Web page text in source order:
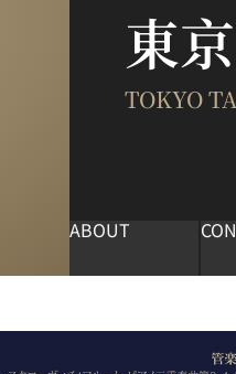
東
TOKYO
ABOUT